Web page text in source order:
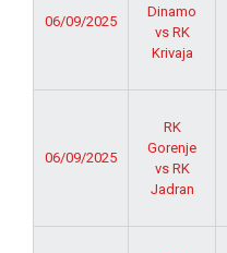
06/09/2025
Dinamo
vs RK
Krivaja
06/09/2025
RK
Gorenje
vs RK
Jadran